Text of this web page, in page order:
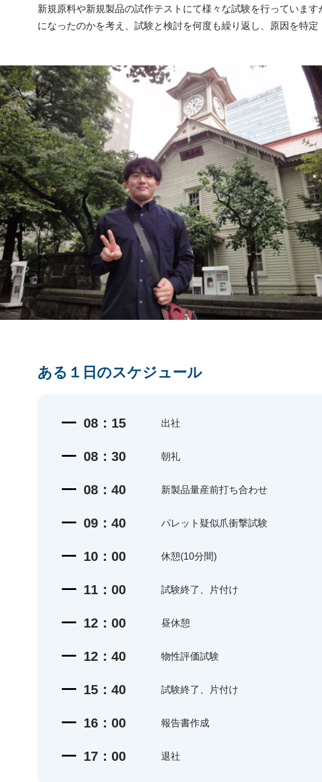
新規原料や新規製品の試作テストにて様々な試験を行っていま
になったのかを考え、試験と検討を何度も繰り返し、原因を特
ある１日のスケジュール
08：15 出社
08：30 朝礼
08：40 新製品量産前打ち合わせ
09：40 パレット疑似爪衝撃試験
10：00 休憩(10分間)
11：00 試験終了、片付け
12：00 昼休憩
12：40 物性評価試験
15：40 試験終了、片付け
16：00 報告書作成
17：00 退社